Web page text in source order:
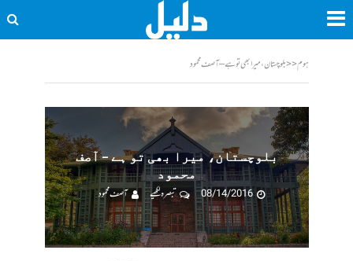
ہوم<<بلوچستان، میرا بھی تو ہے – آصف محمود
بلوچستان، میرا بھی تو ہے – آصف
محمود
08/14/2016
تبصرہ لکھیے آصف محمود